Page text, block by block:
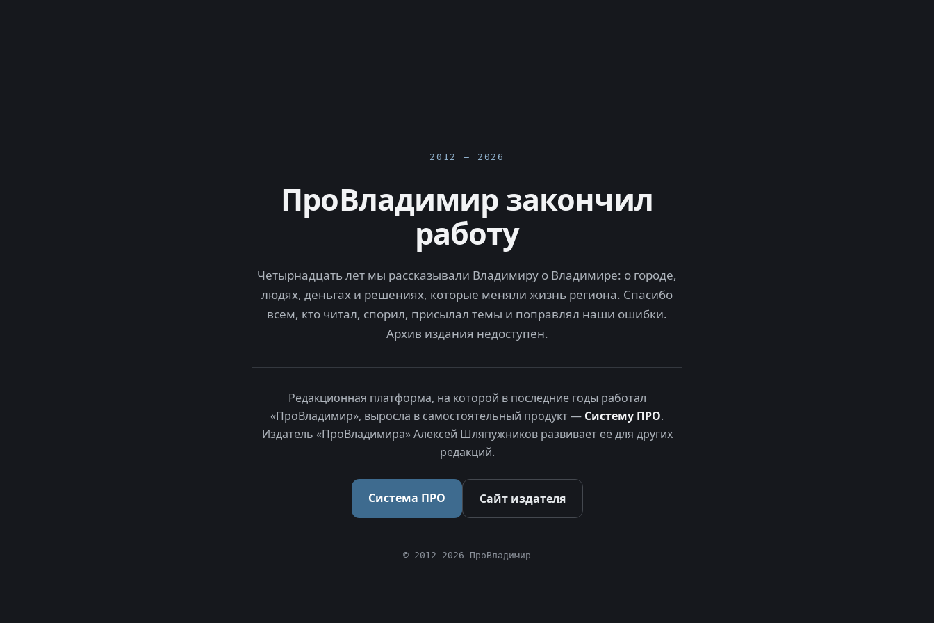
2012 — 2026
ПроВладимир закончил
работу
Четырнадцать лет мы рассказывали Владимиру о Владимире: о городе,
людях, деньгах и решениях, которые меняли жизнь региона. Спасибо
всем, кто читал, спорил, присылал темы и поправлял наши ошибки.
Архив издания недоступен.
Редакционная платформа, на которой в последние годы работал
«ПроВладимир», выросла в самостоятельный продукт — Систему ПРО.
Издатель «ПроВладимира» Алексей Шляпужников развивает её для других
редакций.
Система ПРО Сайт издателя
© 2012–2026 ПроВладимир